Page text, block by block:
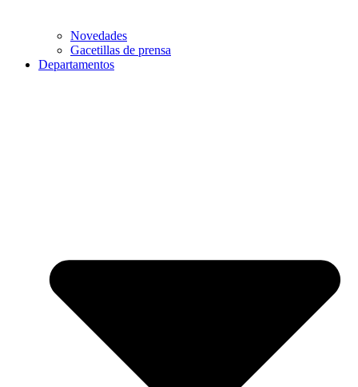
Novedades
Gacetillas de prensa
Departamentos